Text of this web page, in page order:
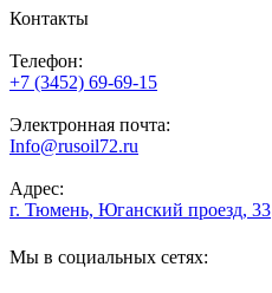
Контакты
Телефон:
+7 (3452) 69-69-15
Электронная почта:
Info@rusoil72.ru
Адрес:
г. Тюмень, Юганский проезд, 33
Мы в социальных сетях: